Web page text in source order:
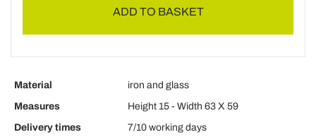
ADD TO BASKET
Material
iron and glass
Measures
Height 15 - Width 63 X 59
Delivery times
7/10 working days